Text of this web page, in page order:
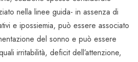
nella linee guida- in assenza di
e ipossiemia, può essere associato
del sonno e può essere
irritabilità, deficit dell’attenzione,